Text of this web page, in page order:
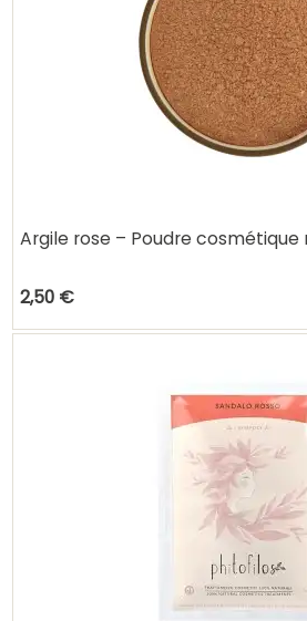
Argile rose – Poudre
2,50 €